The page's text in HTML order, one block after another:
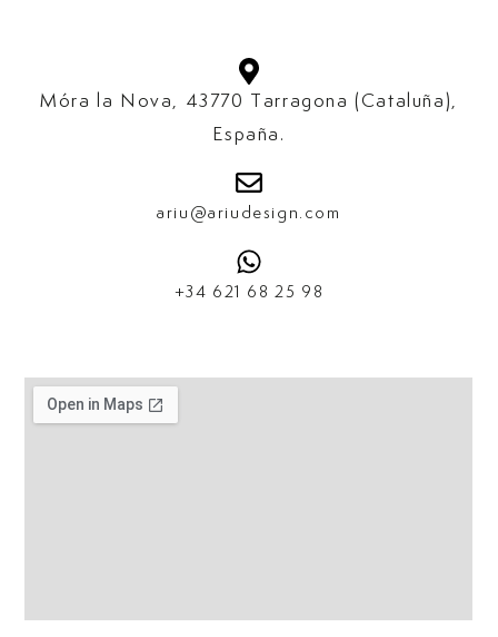
Móra la Nova, 43770 Tarragona (Cataluña),
España.​
ariu@ariudesign.com
+34 621 68 25 98